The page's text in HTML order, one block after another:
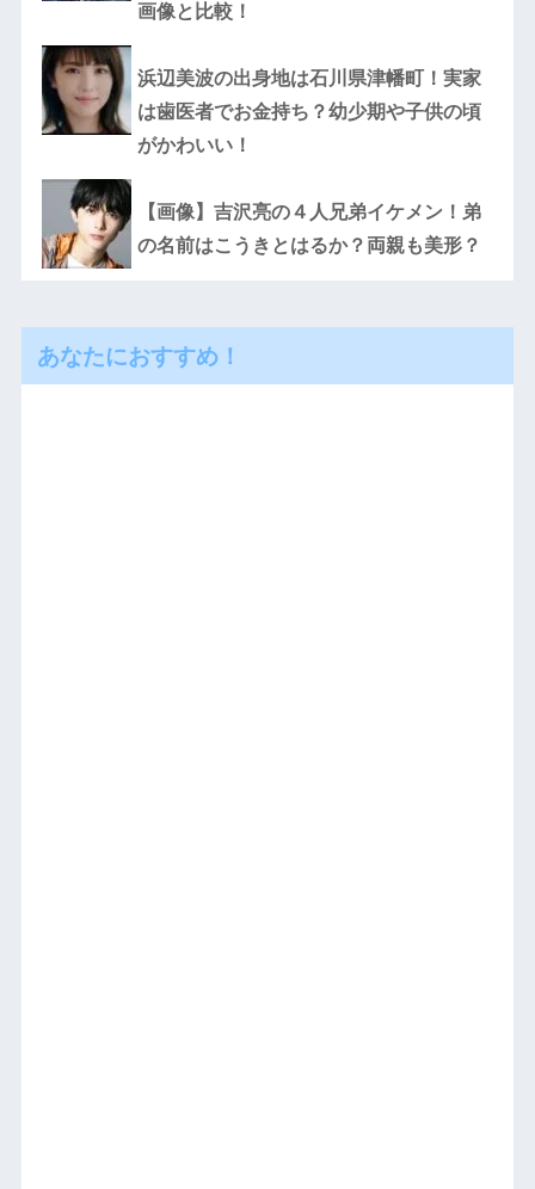
画像と比較！
浜辺美波の出身地は石川県津幡町！実家
は歯医者でお金持ち？幼少期や子供の頃
がかわいい！
【画像】吉沢亮の４人兄弟イケメン！弟
の名前はこうきとはるか？両親も美形？
あなたにおすすめ！